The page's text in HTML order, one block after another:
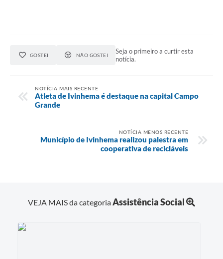
GOSTEI NÃO GOSTEI
Seja o primeiro a curtir esta
notícia.
NOTÍCIA MAIS RECENTE
Atleta de Ivinhema é destaque na capital Campo
Grande
NOTÍCIA MENOS RECENTE
Município de Ivinhema realizou palestra em
cooperativa de recicláveis
VEJA MAIS da categoriaAssistência Social